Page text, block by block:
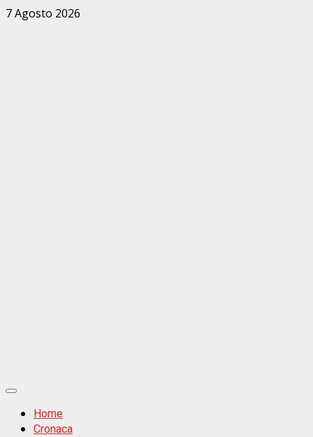
Zum
7 Agosto 2026
Primäres
MenüHome
Cronaca